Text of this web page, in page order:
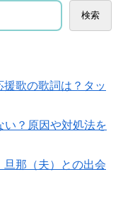
検索
歌の歌詞は？タッ
い？原因や対処法を
那（夫）との出会